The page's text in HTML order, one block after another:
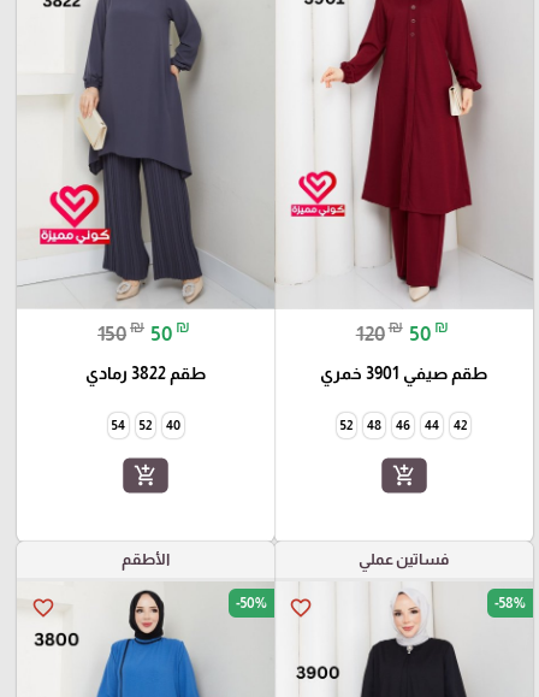
120₪ 50 ₪
طقم صيفي 3901 خمري
42
44
46
48
52
add_shopping_cart
150₪ 50 ₪
طقم 3822 رمادي
40
52
54
add_shopping_cart
فساتين عملي
favorite_border -58%
الأطقم
favorite_border -50%